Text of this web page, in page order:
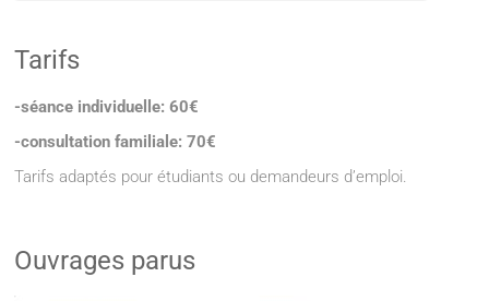
Tarifs
-séance individuelle: 60€
-consultation familiale: 70€
Tarifs adaptés pour étudiants ou demandeurs d’emploi.
Ouvrages parus